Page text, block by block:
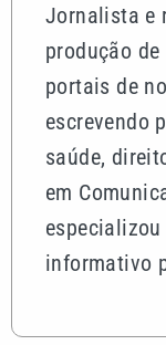
Jornalista e
produção
portais de
escrevendo
saúde,
em
informativo